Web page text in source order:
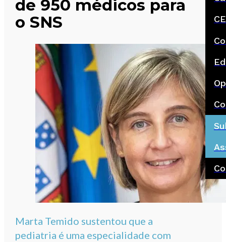
de 950 médicos para
o SNS
Marta Temido sustentou que a
pediatria é uma especialidade com